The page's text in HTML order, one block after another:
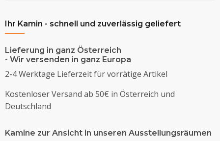
Ihr Kamin - schnell und zuverlässig geliefert
Lieferung in ganz Österreich
- Wir versenden in ganz Europa
2-4 Werktage Lieferzeit für vorrätige Artikel
Kostenloser Versand ab 50€ in Österreich und
Deutschland
Kamine zur Ansicht in unseren Ausstellungsräumen